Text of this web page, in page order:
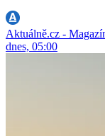
Aktuálně.cz -
dnes, 05:00